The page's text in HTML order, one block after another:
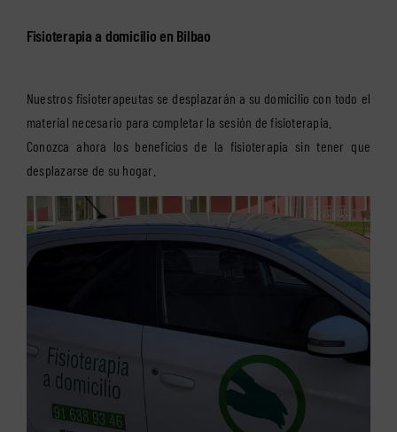
Fisioterapia a domicilio en Bilbao
Nuestros fisioterapeutas se desplazarán a su domicilio con todo el
material necesario para completar la sesión de fisioterapia.
Conozca ahora los beneficios de la fisioterapia sin tener que
desplazarse de su hogar.